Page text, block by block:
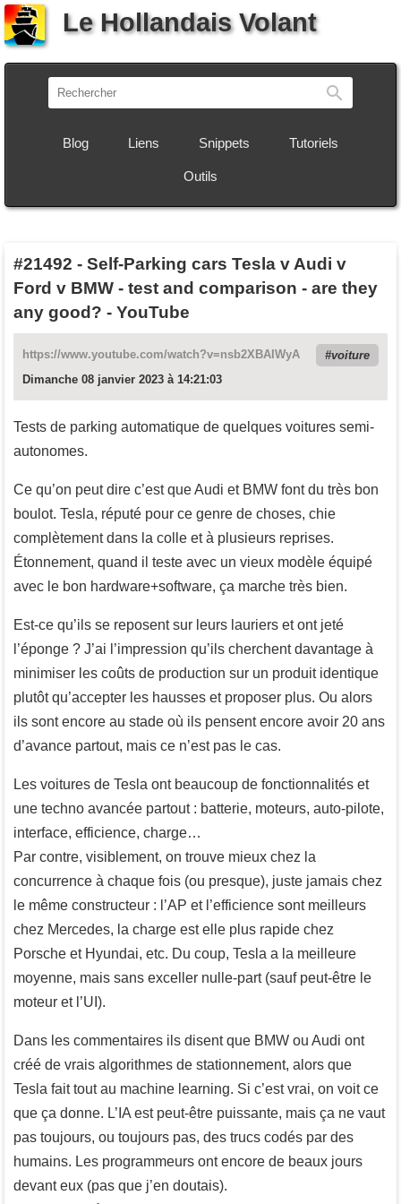
Le Hollandais Volant
Blog Liens Snippets Tutoriels
Outils
#21492 - Self-Parking cars Tesla v Audi v
Ford v BMW - test and comparison - are they
any good? - YouTube
https://www.youtube.com/watch?v=nsb2XBAIWyA
voiture
Dimanche 08 janvier 2023 à 14:21:03
Tests de parking automatique de quelques voitures semi-
autonomes.
Ce qu’on peut dire c’est que Audi et BMW font du très bon
boulot. Tesla, réputé pour ce genre de choses, chie
complètement dans la colle et à plusieurs reprises.
Étonnement, quand il teste avec un vieux modèle équipé
avec le bon hardware+software, ça marche très bien.
Est-ce qu’ils se reposent sur leurs lauriers et ont jeté
l’éponge ? J’ai l’impression qu’ils cherchent davantage à
minimiser les coûts de production sur un produit identique
plutôt qu’accepter les hausses et proposer plus. Ou alors
ils sont encore au stade où ils pensent encore avoir 20 ans
d’avance partout, mais ce n’est pas le cas.
Les voitures de Tesla ont beaucoup de fonctionnalités et
une techno avancée partout : batterie, moteurs, auto-pilote,
interface, efficience, charge…
Par contre, visiblement, on trouve mieux chez la
concurrence à chaque fois (ou presque), juste jamais chez
le même constructeur : l’AP et l’efficience sont meilleurs
chez Mercedes, la charge est elle plus rapide chez
Porsche et Hyundai, etc. Du coup, Tesla a la meilleure
moyenne, mais sans exceller nulle-part (sauf peut-être le
moteur et l’UI).
Dans les commentaires ils disent que BMW ou Audi ont
créé de vrais algorithmes de stationnement, alors que
Tesla fait tout au machine learning. Si c’est vrai, on voit ce
que ça donne. L’IA est peut-être puissante, mais ça ne vaut
pas toujours, ou toujours pas, des trucs codés par des
humains. Les programmeurs ont encore de beaux jours
devant eux (pas que j’en doutais).